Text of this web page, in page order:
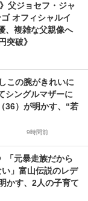
父ジョセフ・ジャ
オフィシャルイ
、複雑な父親像へ
突破》
この腕がきれいに
シングルマザーに
36）が明かす、“若
9時間前
「元暴走族だから
」富山伝説のレデ
かす、2人の子育て